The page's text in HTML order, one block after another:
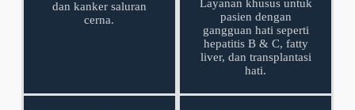
dan kanker saluran
cerna.
Layanan khusus untuk
pasien dengan
gangguan hati seperti
hepatitis B & C, fatty
liver, dan transplantasi
hati.